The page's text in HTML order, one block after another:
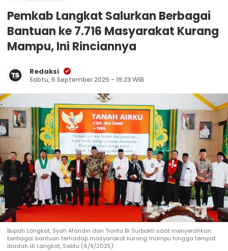
Pemkab Langkat Salurkan Berbagai
Bantuan ke 7.716 Masyarakat Kurang
Mampu, Ini Rinciannya
Redaksi
Sabtu, 6 September 2025 - 19:23 WIB
Bupati Langkat, Syah Afandin dan Tiorita Br Surbakti saat menyerahkan
berbagai bantuan terhadap masyarakat kurang mampu hingga tempat
ibadah di Langkat, Sabtu (6/9/2025).